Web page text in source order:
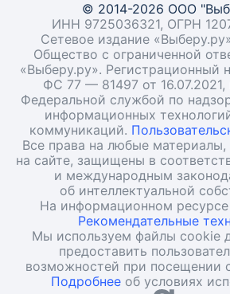
© 2014-2026 ООО
ИНН 9725036321, ОГРН
Сетевое издание
Общество с ограниченной
«Выберу.ру».
ФС 77 — 81497 от
Федеральной службой по
информационных
коммуникаций.
Все права на любые материалы,
на сайте, защищены в
и международным
об интеллектуальной
На информационном
Рекомендательные
Мы используем файлы cookie
предоставить
возможностей при посещении
Подробнее об условиях